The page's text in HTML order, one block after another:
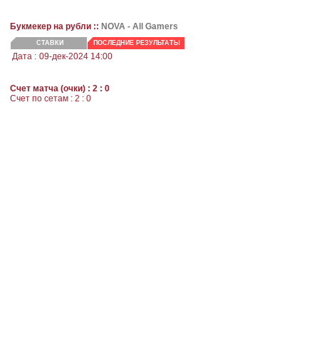
Букмекер на рубли :: NOVA - All Gamers
СТАВКИ ПОСЛЕДНИЕ РЕЗУЛЬТАТЫ
Дата : 09-дек-2024 14:00
Счет матча (очки) : 2 : 0
Cчет по сетам : 2 : 0